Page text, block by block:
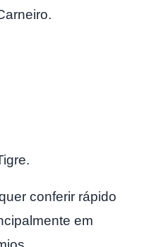
conferir rápido
em